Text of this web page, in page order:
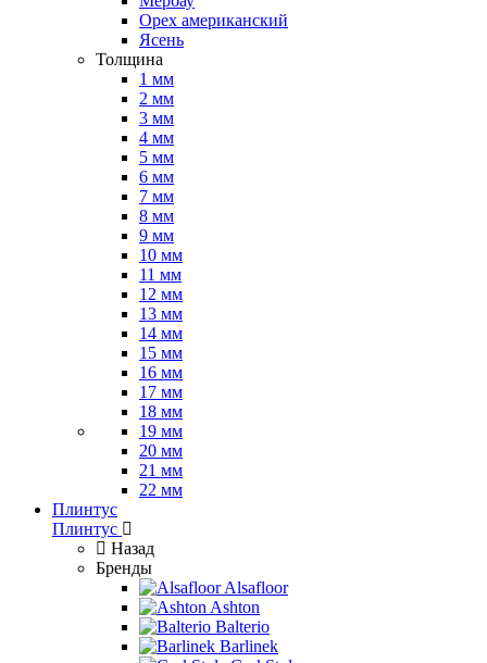
Орех американский
Ясень
Толщина
1 мм
2 мм
3 мм
4 мм
5 мм
6 мм
7 мм
8 мм
9 мм
10 мм
11 мм
12 мм
13 мм
14 мм
15 мм
16 мм
17 мм
18 мм
19 мм
20 мм
21 мм
22 мм
Плинтус
Плинтус
Назад
Бренды
Alsafloor
Ashton
Balterio
Barlinek